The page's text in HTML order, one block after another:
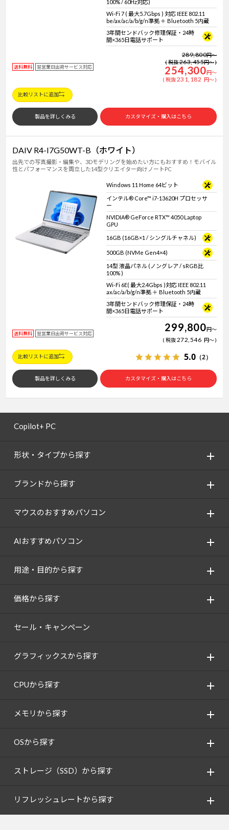
100% / 60Hz対応)
Wi-Fi 7 ( 最大5.7Gbps ) 対応 IEEE 802.11
be/ax/ac/a/b/g/n準拠 ＋ Bluetooth 5内蔵
3年間センドバック修理保証・24時
間×365日電話サポート
送料無料 翌営業日出荷サービス対応
289,800円～
税抜263,455円～
254,300円～
税抜231,182 円～
比較リストに追加
製品を詳しくみる カスタマイズ・購入はこちら
DAIV R4-I7G50WT-B（ホワイト）
出先での写真撮影・編集や、3Dモデリングを始めたい方にもおすすめ！モバイル
性とパフォーマンスを両立した14型クリエイター向けノートPC
Windows 11 Home 64ビット
インテル® Core™ i7-13620H プロセッサ
ー
NVIDIA® GeForce RTX™ 4050 Laptop
GPU
16GB (16GB×1 / シングルチャネル)
500GB (NVMe Gen4×4)
14型 液晶パネル (ノングレア / sRGB比
100% )
Wi-Fi 6E( 最大2.4Gbps )対応 IEEE 802.11
ax/ac/a/b/g/n準拠 ＋ Bluetooth 5内蔵
3年間センドバック修理保証・24時
間×365日電話サポート
送料無料 翌営業日出荷サービス対応 299,800円～
税抜272,546 円～
比較リストに追加 5.0 （2）
製品を詳しくみる カスタマイズ・購入はこちら
Copilot+ PC
形状・タイプから探す
ブランドから探す
マウスのおすすめパソコン
AIおすすめパソコン
用途・目的から探す
価格から探す
セール・キャンペーン
グラフィックスから探す
CPUから探す
メモリから探す
OSから探す
ストレージ（SSD）から探す
リフレッシュレートから探す